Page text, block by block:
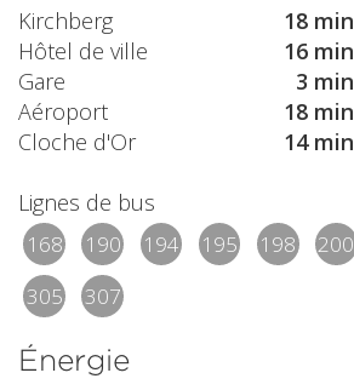
Kirchberg
18 min
Hôtel de ville
16 min
Gare
3 min
Aéroport
18 min
Cloche d'Or
14 min
Lignes de bus
168 190 194 195 198 200
305
307
Énergie